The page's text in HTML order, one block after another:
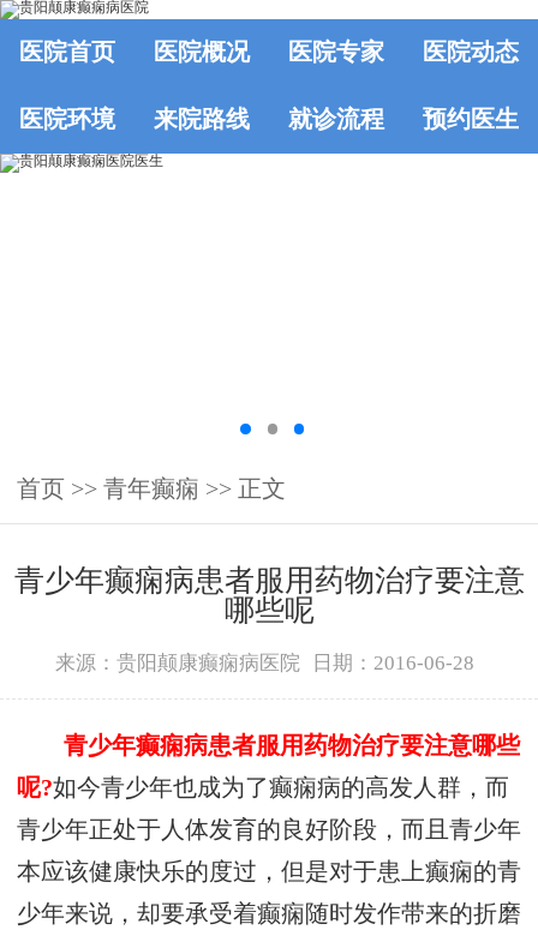
医院首页 医院概况 医院专家 医院动态
医院环境 来院路线 就诊流程 预约医生
首页 >> 青年癫痫 >> 正文
青少年癫痫病患者服用药物治疗要注意
哪些呢
来源：贵阳颠康癫痫病医院 日期：2016-06-28
青少年癫痫病患者服用药物治疗要注意哪些
呢?如今青少年也成为了癫痫病的高发人群，而
青少年正处于人体发育的良好阶段，而且青少年
本应该健康快乐的度过，但是对于患上癫痫的青
少年来说，却要承受着癫痫随时发作带来的折磨